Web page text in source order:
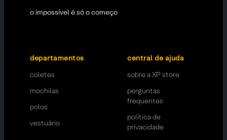
o impossível é só o começo
departamentos
coletes
mochilas
polos
vestuário
central de ajuda
sobre a XP store
perguntas
frequentes
política de
privacidade